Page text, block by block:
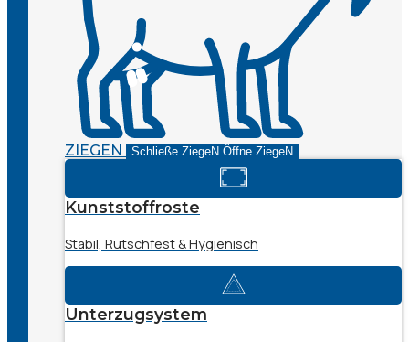
ZIEGEN Schließe ZiegeN Öffne ZiegeN
Kunststoffroste
Stabil, Rutschfest & Hygienisch
Unterzugsystem